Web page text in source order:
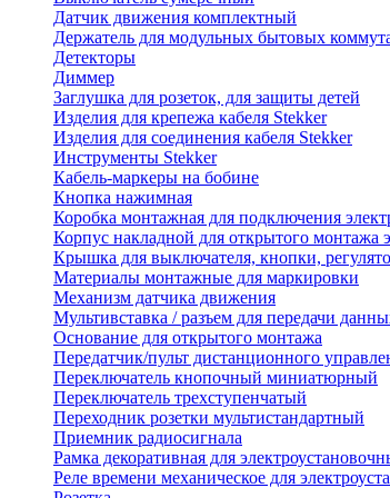
Датчик движения комплектный
Держатель для модульных бытовых
Детекторы
Диммер
Заглушка для розеток, для защиты детей
Изделия для крепежа кабеля Stekker
Изделия для соединения кабеля Stekker
Инструменты Stekker
Кабель-маркеры на бобине
Кнопка нажимная
Коробка монтажная для подключения
Корпус накладной для открытого монтажа
Крышка для выключателя, кнопки,
Материалы монтажные для маркировки
Механизм датчика движения
Мультивставка / разъем для передачи
Основание для открытого монтажа
Передатчик/пульт дистанционного
Переключатель кнопочный миниатюрный
Переключатель трехступенчатый
Переходник розетки мультистандартный
Приемник радиосигнала
Рамка декоративная для
Реле времени механическое для